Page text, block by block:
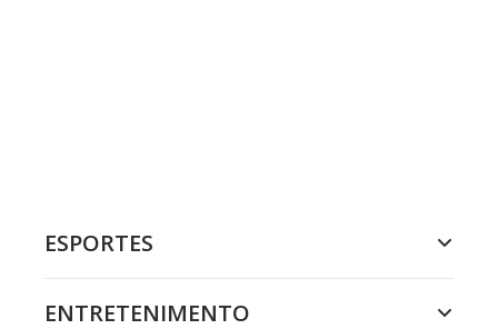
ESPORTES
ENTRETENIMENTO